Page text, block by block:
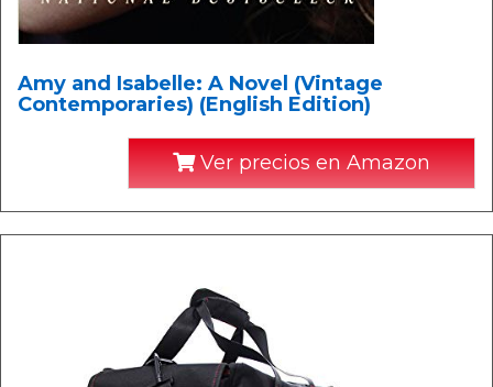
Amy and Isabelle: A Novel (Vintage
Contemporaries) (English Edition)
Ver precios en Amazon